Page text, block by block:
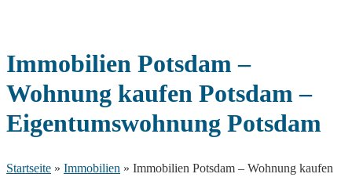
Immobilien Potsdam –
Wohnung kaufen Potsdam –
Eigentumswohnung Potsdam
Startseite » Immobilien » Immobilien Potsdam – Wohnung kaufen